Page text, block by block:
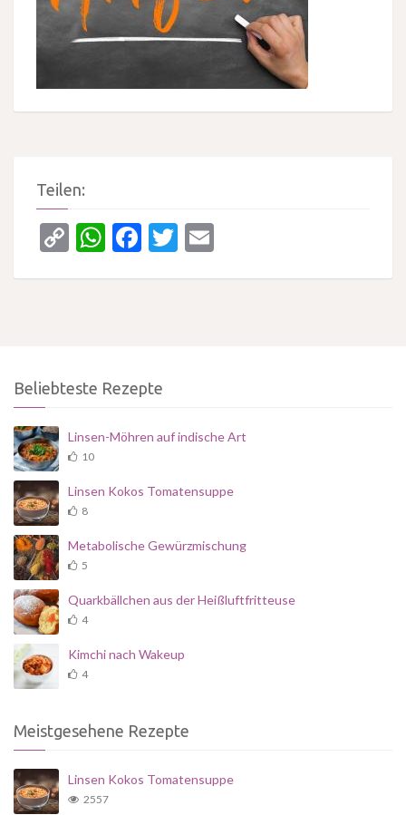
Teilen:
CopyWhatsApp
Facebook
Twitter
Beliebteste Rezepte
Linsen-Möhren auf indische Art
10
Linsen Kokos Tomatensuppe
8
Metabolische Gewürzmischung
5
Quarkbällchen aus der Heißluftfritteuse
4
Kimchi nach Wakeup
4
Meistgesehene Rezepte
Linsen Kokos Tomatensuppe
2557